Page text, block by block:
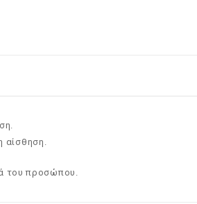
αίσθηση.
του προσώπου.